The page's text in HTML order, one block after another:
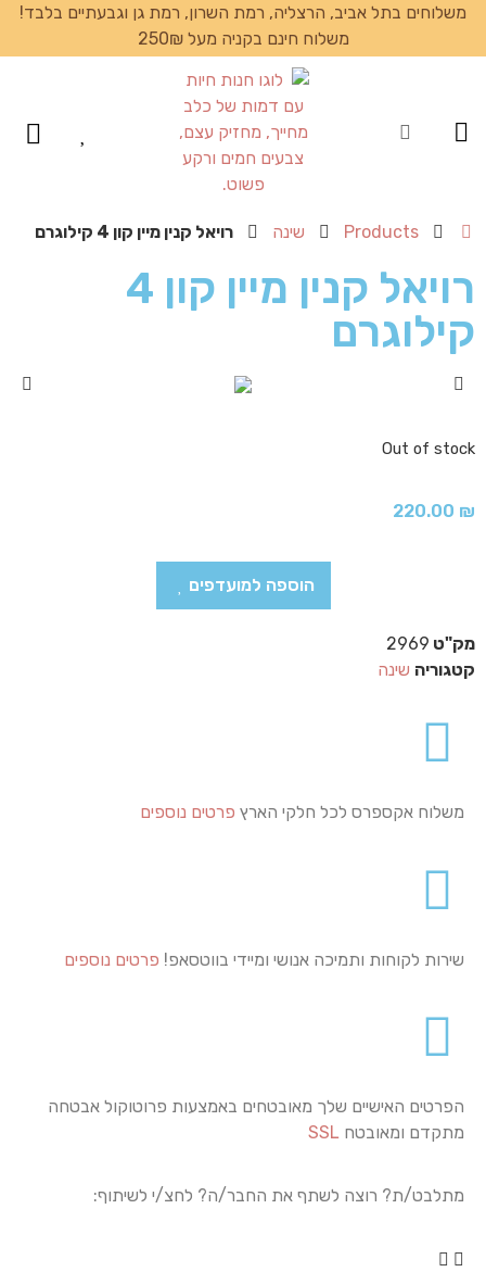
משלוחים בתל אביב, הרצליה, רמת השרון, רמת גן וגבעתיים בלבד!
משלוח חינם בקניה מעל 250₪
Products שינה רויאל קנין מיין קון 4 קילוגרם
רויאל קנין מיין קון 4
קילוגרם
Out of stock
220.00 ₪
הוספה למועדפים
מק"ט 2969
קטגוריה שינה
משלוח אקספרס לכל חלקי הארץ פרטים נוספים
שירות לקוחות ותמיכה אנושי ומיידי בווטסאפ! פרטים נוספים
הפרטים האישיים שלך מאובטחים באמצעות פרוטוקול אבטחה
מתקדם ומאובטח SSL
מתלבט/ת? רוצה לשתף את החבר/ה? לחצ/י לשיתוף: